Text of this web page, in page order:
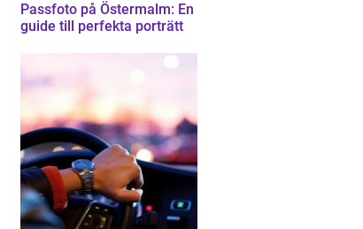
Passfoto på Östermalm: En
guide till perfekta porträtt